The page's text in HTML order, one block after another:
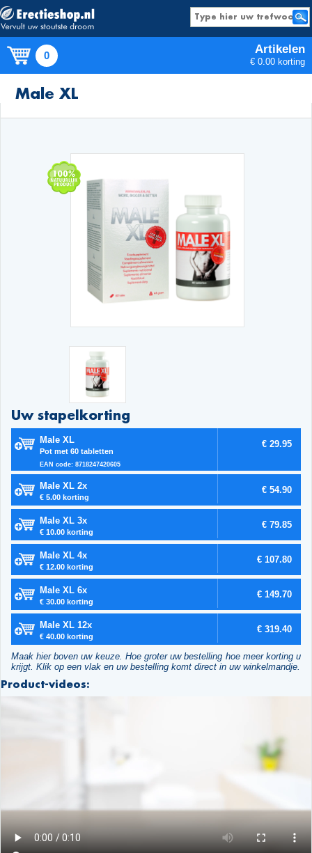
0 Artikelen
€ 0.00 korting
Male XL
Uw stapelkorting
Male XL
Pot met 60 tabletten
EAN code: 8718247420605
€ 29.95
Male XL 2x
€ 5.00 korting
€ 54.90
Male XL 3x
€ 10.00 korting
€ 79.85
Male XL 4x
€ 12.00 korting
€ 107.80
Male XL 6x
€ 30.00 korting
€ 149.70
Male XL 12x
€ 40.00 korting
€ 319.40
Maak hier boven uw keuze. Hoe groter uw bestelling hoe meer korting u
krijgt. Klik op een vlak en uw bestelling komt direct in uw winkelmandje.
Product-videos: